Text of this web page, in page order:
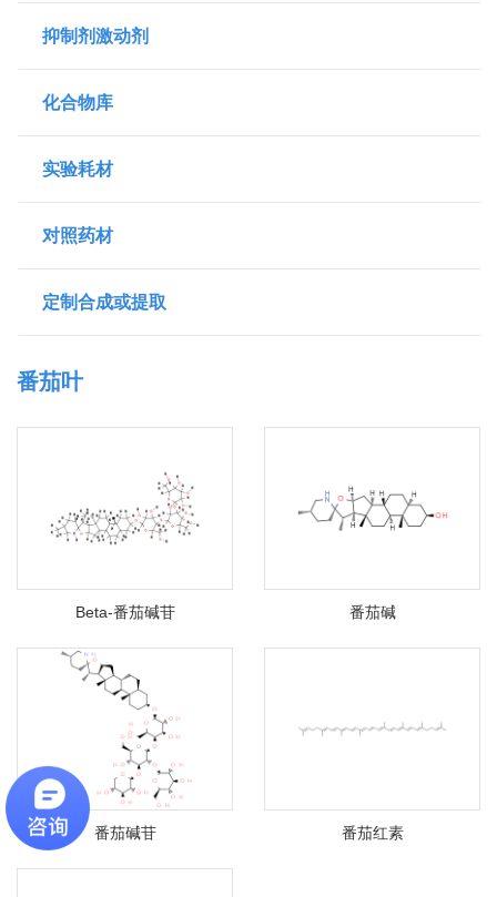
抑制剂激动剂
化合物库
实验耗材
对照药材
定制合成或提取
番茄叶
Beta-番茄碱苷 番茄碱
番茄碱苷 番茄红素